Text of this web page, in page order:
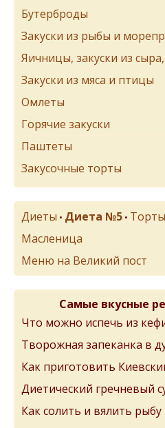
Бутерброды
Закуски из рыбы и
Яичницы, закуски из
Закуски из мяса и птицы
Омлеты
Горячие закуски
Паштеты
Закусочные торты
Диеты • Диета №5 • Торты
Масленица
Меню на Великий пост
Самые вкусные
Что можно испечь из
Творожная запеканка в
Как приготовить
Диетический гречневый
Как солить и вялить рыбу